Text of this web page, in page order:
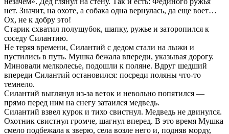
нет. Значит, на охоте, а собака одна вернулась, да еще воет…
Ох, не к добру это!
Старик схватил полушубок, шапку, ружье и заторопился к
соседу Силантию.
Не теряя времени, Силантий с дедом стали на лыжи и
пустились в путь. Мушка бежала впереди, указывая дорогу.
Миновали мелколесье, подошли к поляне. Вдруг шедший
впереди Силантий остановился: посреди поляны что-то
темнело.
Силантий выглянул из-за веток и невольно попятился —
прямо перед ним на снегу затаился медведь.
Силантий взвел курок и тихо свистнул. Медведь не двинулся.
Охотник свистнул громче, шагнул вперед. В это время Мушка
смело подбежала к зверю, села возле него и, подняв морду,